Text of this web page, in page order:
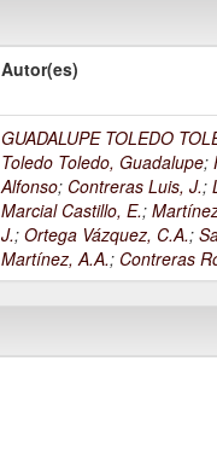
Autor(es)
GUADALUPE TOLEDO
Toledo Toledo, Guadalupe;
Alfonso; Contreras Luis, J.;
Marcial Castillo, E.;
J.;Ortega Vázquez, C.A.;
Martínez, A.A.; Contreras